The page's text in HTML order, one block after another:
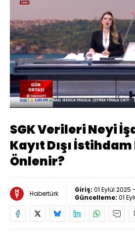
Sesi
Aç
Yüklendi:
5.49%
SGK Verileri Neyi
Kayıt Dışı İstihdam
Önlenir?
Habertürk Giriş: 01 Eylül 2025
Güncelleme: 01